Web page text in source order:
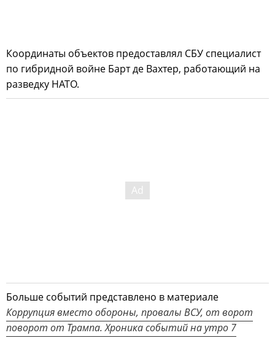
Координаты объектов предоставлял СБУ специалист
по гибридной войне Барт де Вахтер, работающий на
разведку НАТО.
Больше событий представлено в материале
Коррупция вместо обороны, провалы ВСУ, от ворот
поворот от Трампа. Хроника событий на утро 7